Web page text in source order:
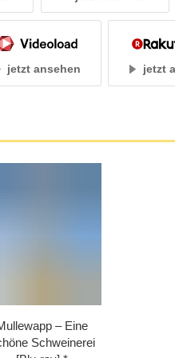
jetzt ansehen jetzt
– Eine
Schweinerei